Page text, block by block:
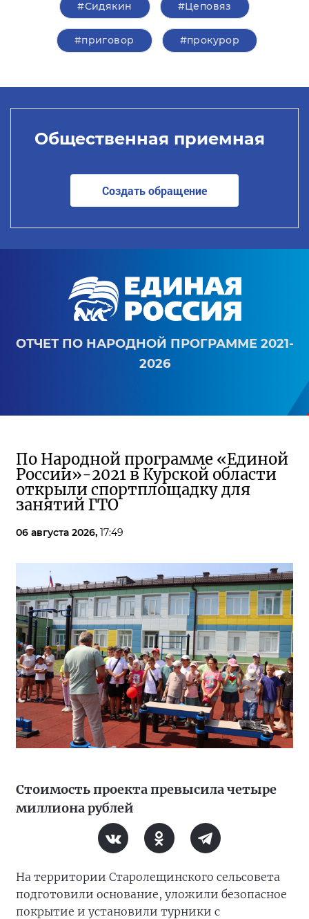
#Сидякин #Цеповяз
#приговор #прокурор
Общественная приемная
Создать обращение
ОТЧЕТ ПО НАРОДНОЙ ПРОГРАММЕ 2021-
2026
По Народной программе «Единой
России»-2021 в Курской области
открыли спортплощадку для
занятий ГТО
06 августа 2026, 17:49
Стоимость проекта превысила четыре
миллиона рублей
На территории Старолещинского сельсовета
подготовили основание, уложили безопасное
покрытие и установили турники с